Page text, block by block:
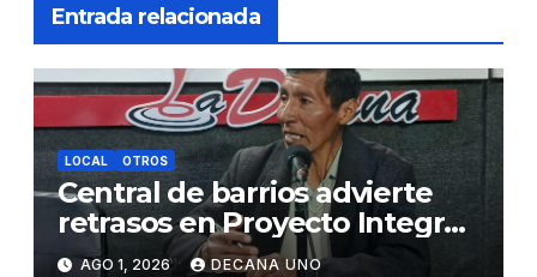
Entrada relacionada
LOCAL OTROS
Central de barrios advierte
retrasos en Proyecto Integral
de Agua y Alcantarillado para
AGO 1, 2026 DECANA UNO